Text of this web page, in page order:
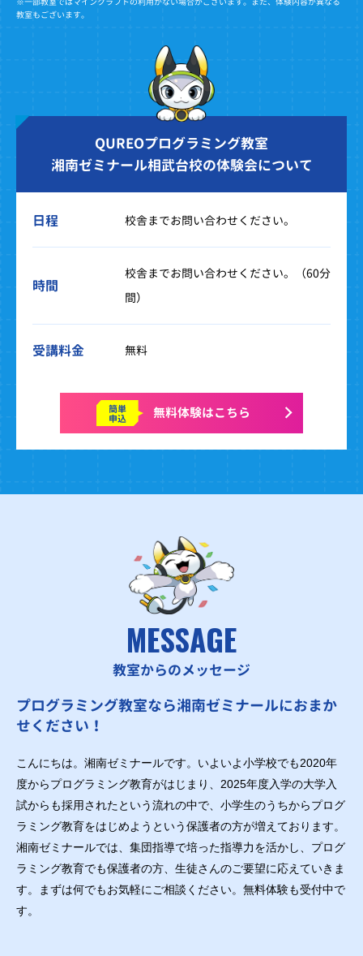
教室もございます。
QUREOプログラミング教室
湘南ゼミナール相武台校の体験会について
日程 校舎までお問い合わせください。
時間
校舎までお問い合わせください。（60分
間）
受講料金 無料
簡単
申込 無料体験はこちら
MESSAGE
教室からのメッセージ
プログラミング教室なら湘南ゼミナールにおまか
せください！
こんにちは。湘南ゼミナールです。いよいよ小学校でも2020年
度からプログラミング教育がはじまり、2025年度入学の大学入
試からも採用されたという流れの中で、小学生のうちからプログ
ラミング教育をはじめようという保護者の方が増えております。
湘南ゼミナールでは、集団指導で培った指導力を活かし、プログ
ラミング教育でも保護者の方、生徒さんのご要望に応えていきま
す。まずは何でもお気軽にご相談ください。無料体験も受付中で
す。